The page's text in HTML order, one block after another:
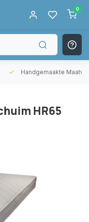
0
Handgemaakte
HR65